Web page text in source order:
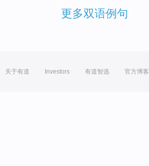
更多双语例句
关于有道 Investors 有道智选 官方博客